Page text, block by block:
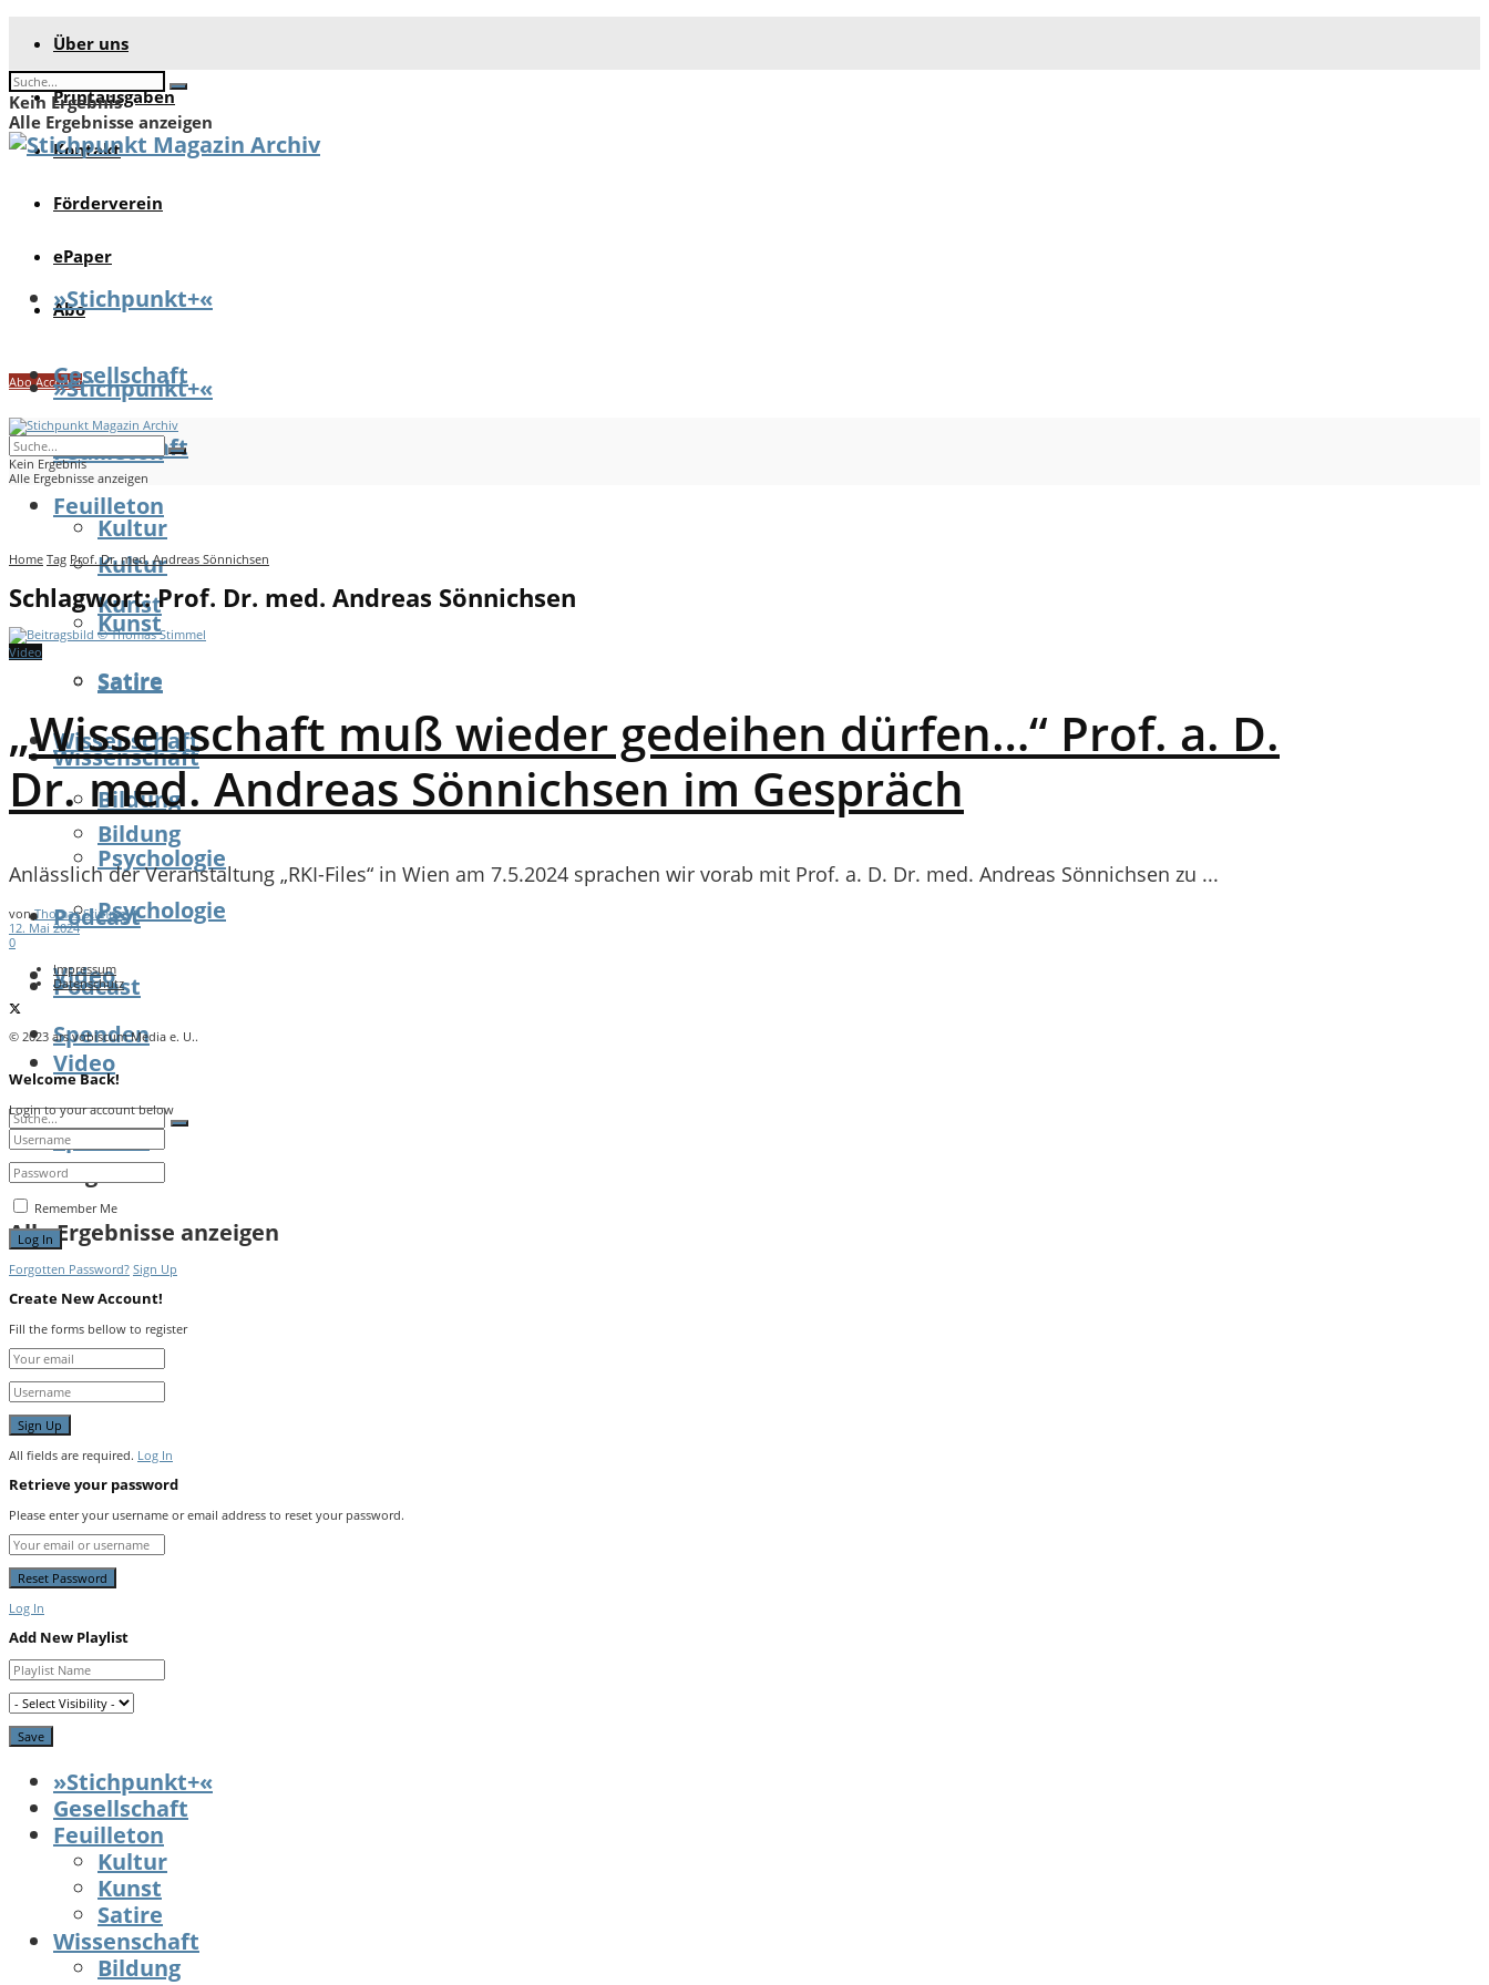
Über uns
Printausgaben
Kontakt
Förderverein
ePaper
Abo
Abo Account
Kein Ergebnis
Alle Ergebnisse anzeigen
»Stichpunkt+«
Gesellschaft
Feuilleton
Kultur
Kunst
Satire
Wissenschaft
Bildung
Psychologie
Podcast
Video
Spenden
»Stichpunkt+«
Gesellschaft
Feuilleton
Kultur
Kunst
Satire
Wissenschaft
Bildung
Psychologie
Podcast
Video
Spenden
Kein Ergebnis
Alle Ergebnisse anzeigen
Kein Ergebnis
Alle Ergebnisse anzeigen
Home Tag Prof. Dr. med. Andreas Sönnichsen
Schlagwort:Prof. Dr. med. Andreas Sönnichsen
Video
„Wissenschaft muß wieder gedeihen dürfen…“ Prof. a. D.
Dr. med. Andreas Sönnichsen im Gespräch
Anlässlich der Veranstaltung „RKI-Files“ in Wien am 7.5.2024 sprachen wir vorab mit Prof. a. D. Dr. med. Andreas Sönnichsen zu ...
von Thomas Stimmel
12. Mai 2024
0
Impressum
Datenschutz
© 2023 ars vobiscum Media e. U..
Welcome Back!
Login to your account below
Remember Me
Forgotten Password? Sign Up
Create New Account!
Fill the forms bellow to register
All fields are required. Log In
Retrieve your password
Please enter your username or email address to reset your password.
Log In
Add New Playlist
»Stichpunkt+«
Gesellschaft
Feuilleton
Kultur
Kunst
Satire
Wissenschaft
Bildung